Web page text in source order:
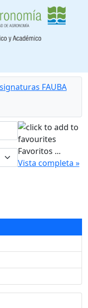
FAUBA
Favoritos ...
Vista completa »